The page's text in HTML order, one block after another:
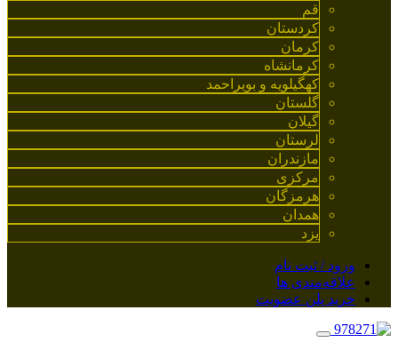
قم
کردستان
کرمان
کرمانشاه
کهگیلویه و بویراحمد
گلستان
گیلان
لرستان
مازندران
مرکزی
هرمزگان
همدان
یزد
ورود / ثبت نام
علاقه‌مندی ها
خرید پلن عضویت